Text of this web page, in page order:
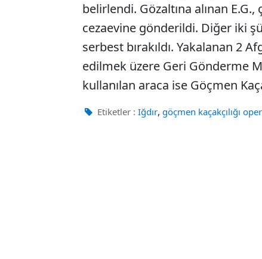
belirlendi. Gözaltına alınan
cezaevine gönderildi. Diğer iki
serbest bırakıldı. Yakalanan 2
edilmek üzere Geri Gönderme
kullanılan araca ise Göçmen
Etiketler : Iğdır, göçmen kaçakçılığı